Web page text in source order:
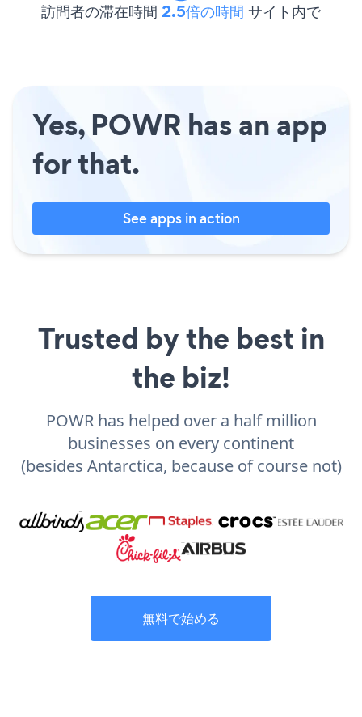
訪問者の滞在時間 2.5倍の時間 サイト内で
Yes, POWR has an app
for that.
See apps in action
Trusted by the best in
the biz!
POWR has helped over a half million
businesses on every continent
(besides Antarctica, because of course not)
無料で始める